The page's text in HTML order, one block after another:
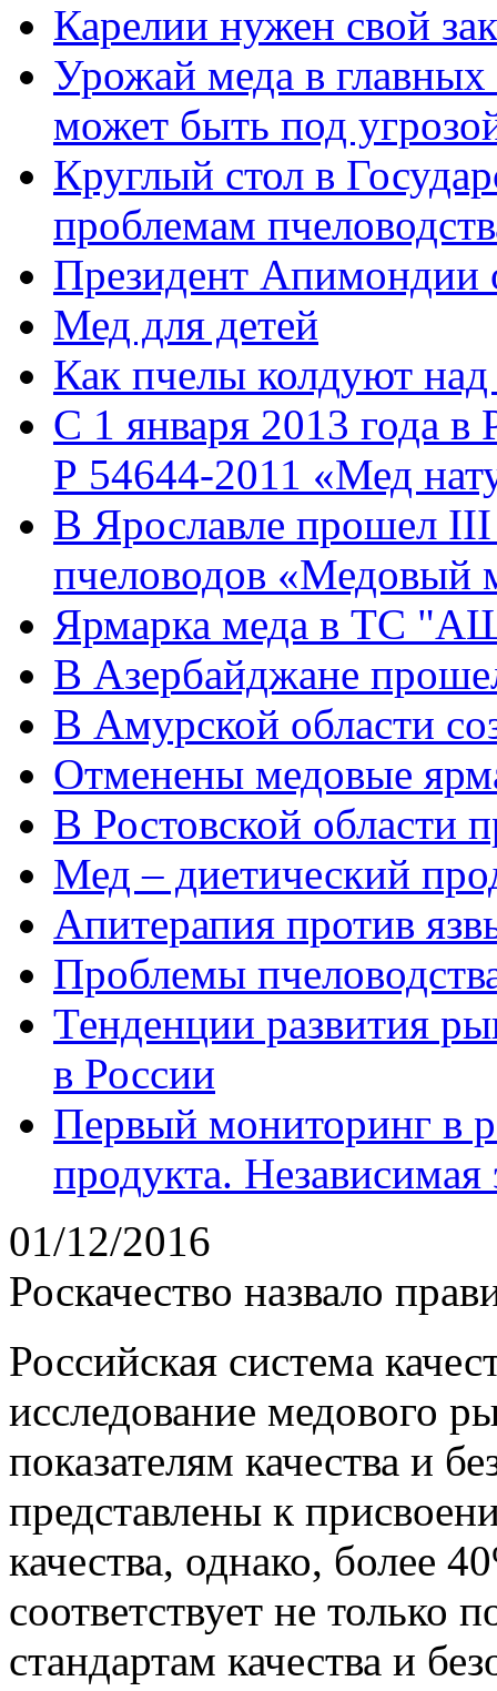
Карелии нужен свой
Урожай меда в
может быть под
Круглый стол в
проблемам
Президент Апимондии
Мед для детей
Как пчелы колдуют
С 1 января 2013 года в
Р 54644-2011 «Мед
В Ярославле прошел
пчеловодов «Медовый
Ярмарка меда в ТС
В Азербайджане
В Амурской области
Отменены медовые
В Ростовской области
Мед – диетический
Апитерапия против
Проблемы
Тенденции развития
в России
Первый мониторинг в
продукта. Независимая
01/12/2016
Роскачество назвало
Российская система
исследование медового
показателям качества и
представлены к
качества, однако, более
соответствует не
стандартам качества и